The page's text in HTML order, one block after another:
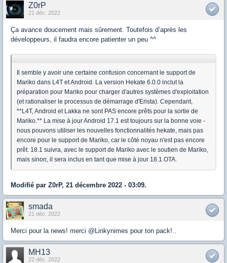
Z0rP
21 déc. 2022
Ça avance doucement mais sûrement. Toutefois d’après les
développeurs, il faudra encore patienter un peu ^^
Il semble y avoir une certaine confusion concernant le support de
Mariko dans L4T et Android. La version Hekate 6.0.0 inclut la
préparation pour Mariko pour charger d'autres systèmes d'exploitation
(et rationaliser le processus de démarrage d'Erista). Cependant,
**L4T, Android et Lakka ne sont PAS encore prêts pour la sortie de
Mariko.** La mise à jour Android 17.1 est toujours sur la bonne voie -
nous pouvons utiliser les nouvelles fonctionnalités hekate, mais pas
encore pour le support de Mariko, car le côté noyau n'est pas encore
prêt. 18.1 suivra, avec le support de Mariko avec le soutien de Mariko,
mais sinon, il sera inclus en tant que mise à jour 18.1 OTA.
Modifié par Z0rP, 21 décembre 2022 - 03:09.
smada
21 déc. 2022
Merci pour la news! merci @Linkynimes pour ton pack!..
MH13
22 déc. 2022